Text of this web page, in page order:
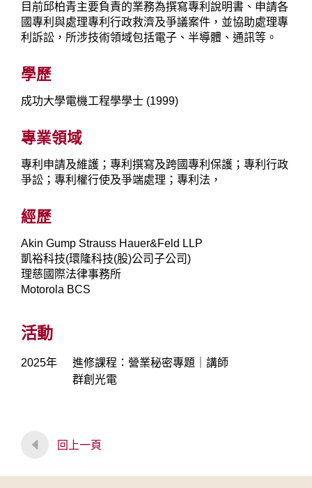
目前邱柏青主要負責的業務為撰寫專利說明書、申請各
國專利與處理專利行政救濟及爭議案件，並協助處理專
利訴訟，所涉技術領域包括電子、半導體、通訊等。
學歷
成功大學電機工程學學士 (1999)
專業領域
專利申請及維護；專利撰寫及跨國專利保護；專利行政
爭訟；專利權行使及爭端處理；專利法，
經歷
Akin Gump Strauss Hauer&Feld LLP
凱裕科技(環隆科技(股)公司子公司)
理慈國際法律事務所
Motorola BCS
活動
2025年
進修課程：營業秘密專題｜講師
群創光電
回上一頁